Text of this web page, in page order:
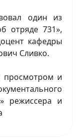
один из
отряде 731»,
кафедры
Сливко.
просмотром и
режиссера и